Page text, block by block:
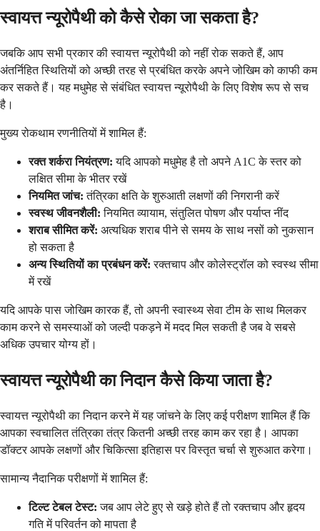
स्वायत्त न्यूरोपैथी को कैसे रोका जा सकता है?
जबकि आप सभी प्रकार की स्वायत्त न्यूरोपैथी को नहीं रोक सकते हैं, आप
अंतर्निहित स्थितियों को अच्छी तरह से प्रबंधित करके अपने जोखिम को काफी कम
कर सकते हैं। यह मधुमेह से संबंधित स्वायत्त न्यूरोपैथी के लिए विशेष रूप से सच
है।
मुख्य रोकथाम रणनीतियों में शामिल हैं:
रक्त शर्करा नियंत्रण: यदि आपको मधुमेह है तो अपने A1C के स्तर को
लक्षित सीमा के भीतर रखें
नियमित जांच: तंत्रिका क्षति के शुरुआती लक्षणों की निगरानी करें
स्वस्थ जीवनशैली: नियमित व्यायाम, संतुलित पोषण और पर्याप्त नींद
शराब सीमित करें: अत्यधिक शराब पीने से समय के साथ नसों को नुकसान
हो सकता है
अन्य स्थितियों का प्रबंधन करें: रक्तचाप और कोलेस्ट्रॉल को स्वस्थ सीमा
में रखें
यदि आपके पास जोखिम कारक हैं, तो अपनी स्वास्थ्य सेवा टीम के साथ मिलकर
काम करने से समस्याओं को जल्दी पकड़ने में मदद मिल सकती है जब वे सबसे
अधिक उपचार योग्य हों।
स्वायत्त न्यूरोपैथी का निदान कैसे किया जाता है?
स्वायत्त न्यूरोपैथी का निदान करने में यह जांचने के लिए कई परीक्षण शामिल हैं कि
आपका स्वचालित तंत्रिका तंत्र कितनी अच्छी तरह काम कर रहा है। आपका
डॉक्टर आपके लक्षणों और चिकित्सा इतिहास पर विस्तृत चर्चा से शुरुआत करेगा।
सामान्य नैदानिक ​​परीक्षणों में शामिल हैं:
टिल्ट टेबल टेस्ट: जब आप लेटे हुए से खड़े होते हैं तो रक्तचाप और हृदय
गति में परिवर्तन को मापता है